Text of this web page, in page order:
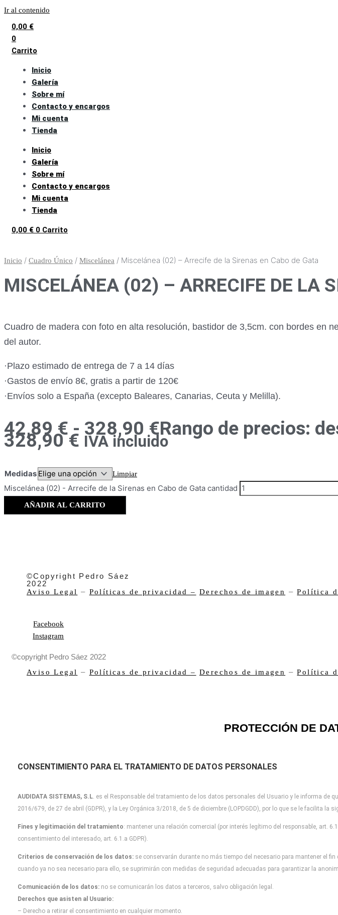
Ir al contenido
0,00 €
0
Carrito
Inicio
Galería
Sobre mí
Contacto y encargos
Mi cuenta
Tienda
Inicio
Galería
Sobre mí
Contacto y encargos
Mi cuenta
Tienda
0,00 € 0 Carrito
Inicio / Cuadro Único / Miscelánea / Miscelánea (02) – Arrecife de la Sirenas en Cabo de Gata
MISCELÁNEA (02) – ARRECIFE DE LA
Cuadro de madera con foto en alta resolución, bastidor de 3,5cm. con bordes en
del autor.
·Plazo estimado de entrega de 7 a 14 días
·Gastos de envío 8€, gratis a partir de 120€
·Envíos solo a España (excepto Baleares, Canarias, Ceuta y Melilla).
42,89€ - 328,90 €Rango de precios:
328,90 € IVA incluido
Medidas Limpiar
Miscelánea (02) - Arrecife de la Sirenas en Cabo de Gata cantidad
AÑADIR AL CARRITO
©Copyright Pedro Sáez
2022
Aviso Legal – Políticas de privacidad – Derechos de imagen –Política
Facebook
Instagram
©copyright Pedro Sáez 2022
Aviso Legal – Políticas de privacidad – Derechos de imagen –Política
PROTECCIÓN DE
CONSENTIMIENTO PARA EL TRATAMIENTO DE DATOS PERSONALES
AUDIDATA SISTEMAS, S.L es el Responsable del tratamiento de los datos personales del Usuario y le informa de
2016/679, de 27 de abril (GDPR), y la Ley Orgánica 3/2018, de 5 de diciembre (LOPDGDD), por lo que se le facilita la
Fines y legitimación del tratamiento: mantener una relación comercial (por interés legítimo del responsable, art.
consentimiento del interesado, art. 6.1.a GDPR).
Criterios de conservación de los datos: se conservarán durante no más tiempo del necesario para mantener el
cuando ya no sea necesario para ello, se suprimirán con medidas de seguridad adecuadas para garantizar la
Comunicación de los datos: no se comunicarán los datos a terceros, salvo obligación legal.
Derechos que asisten al Usuario:
– Derecho a retirar el consentimiento en cualquier momento.